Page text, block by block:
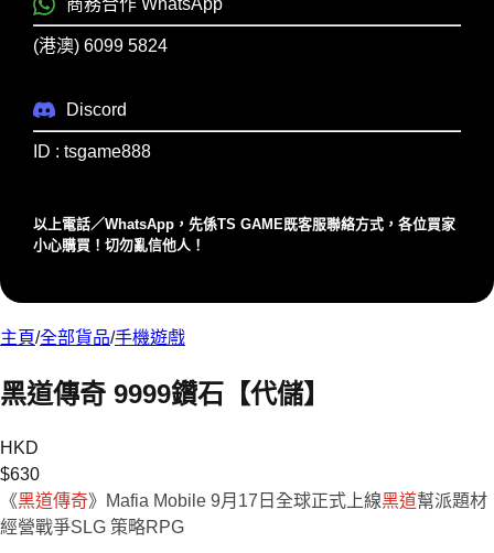
商務合作 WhatsApp
(港澳) 6099 5824
Discord
ID : tsgame888
以上電話／WhatsApp，先係TS GAME既客服聯絡⽅式，各位買家
⼩⼼購買！切勿亂信他⼈！
主頁/全部貨品/手機遊戲
黑道傳奇 9999鑽石【代儲】
HKD
$630
《黑道傳奇》Mafia Mobile 9月17日全球正式上線黑道幫派題材
經營戰爭SLG 策略RPG